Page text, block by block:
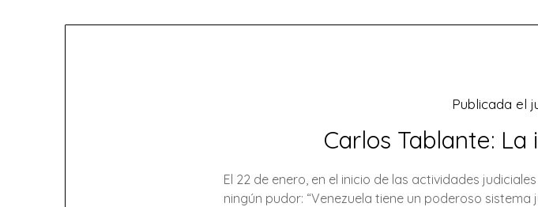
Carlos Tablante:
Publicada el
El 22 de enero, en el inicio de las actividades
ningún pudor: “Venezuela tiene un poderoso